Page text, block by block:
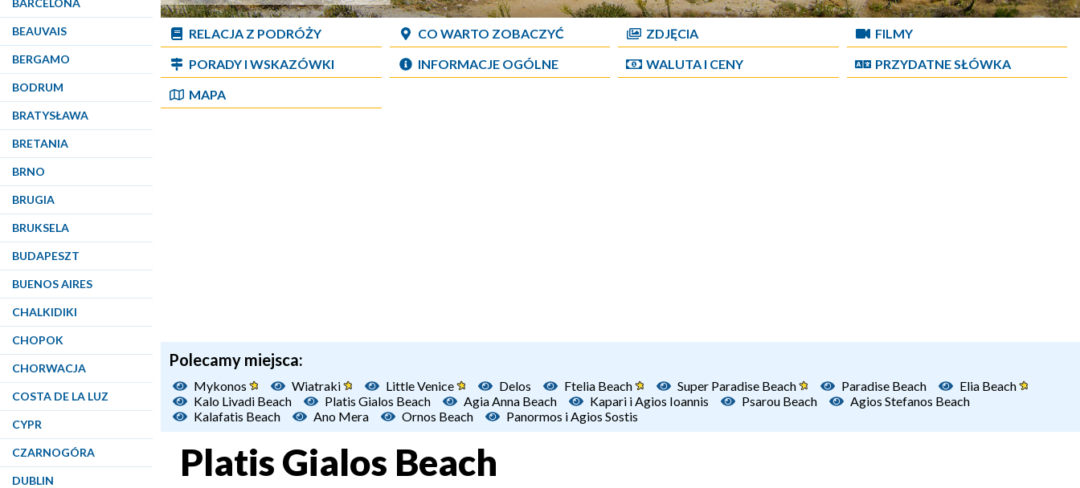
BARCELONA
BEAUVAIS
BERGAMO
BODRUM
BRATYSŁAWA
BRETANIA
BRNO
BRUGIA
BRUKSELA
BUDAPESZT
BUENOS AIRES
CHALKIDIKI
CHOPOK
CHORWACJA
COSTA DE LA LUZ
CYPR
CZARNOGÓRA
DUBLIN
RELACJA Z PODRÓŻY CO WARTO ZOBACZYĆ ZDJĘCIA
FILMY
PORADY I WSKAZÓWKI
INFORMACJE OGÓLNE WALUTA I CENY
PRZYDATNE SŁÓWKA
MAPA
Polecamy miejsca:
Mykonos Wiatraki Little Venice Delos Ftelia Beach Super Paradise Beach Paradise Beach
Elia Beach
Kalo Livadi Beach
Platis Gialos Beach Agia Anna Beach Kapari i Agios Ioannis Psarou Beach
Agios Stefanos Beach
Kalafatis Beach
Ano Mera Ornos Beach Panormos i Agios Sostis
Platis Gialos Beach